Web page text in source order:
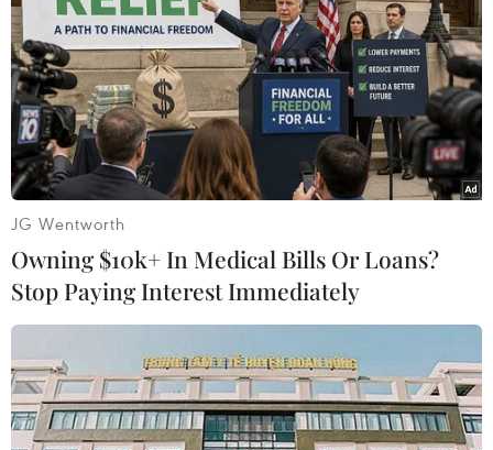
Chủ tịch nước Nguyễn Xuân Phúc với các đại biểu. (Ảnh: Thống
Nhất/TTXVN)
JG Wentworth
Owning $10k+ In Medical Bills Or Loans?
Stop Paying Interest Immediately